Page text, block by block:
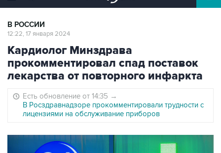
В РОССИИ
12:22, 17 января 2024
Кардиолог Минздрава
прокомментировал спад поставок
лекарства от повторного инфаркта
Есть обновление от 14:35 →
В Росздравнадзоре прокомментировали трудности с
лицензиями на обслуживание приборов